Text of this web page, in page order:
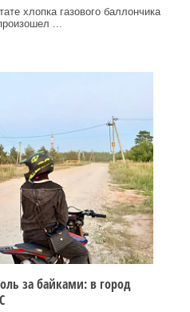
хлопка газового баллончика
...
за байками: в город